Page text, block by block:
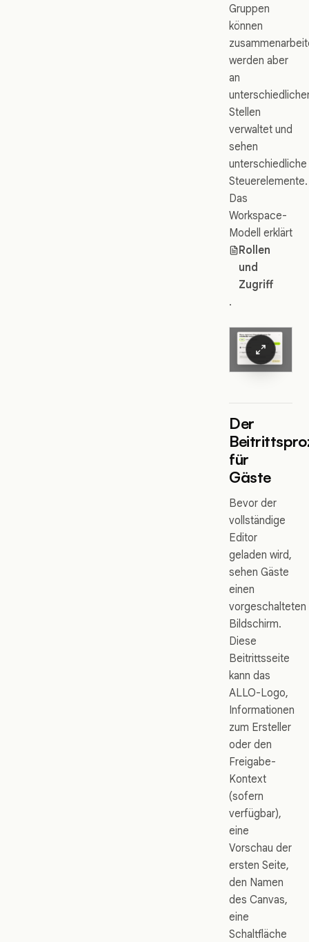
Gruppen
können
werden aber
an
Stellen
verwaltet und
sehen
unterschiedliche
Steuerelemente.
Das
Workspace-
Modell erklärt
Rollen
und
Zugriff
.
Der
für
Gäste
Bevor der
vollständige
Editor
geladen wird,
sehen Gäste
einen
vorgeschalteten
Bildschirm.
Diese
Beitrittsseite
kann das
ALLO-Logo,
Informationen
zum Ersteller
oder den
Freigabe-
Kontext
(sofern
verfügbar),
eine
Vorschau der
ersten Seite,
den Namen
des Canvas,
eine
Schaltfläche